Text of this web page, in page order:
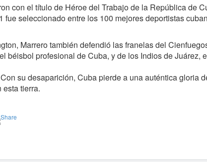
con el título de Héroe del Trabajo de la República de
fue seleccionado entre los 100 mejores deportistas
Marrero también defendió las franelas del
béisbol profesional de Cuba, y de los Indios de Juárez,
su desaparición, Cuba pierde a una auténtica gloria
tierra.